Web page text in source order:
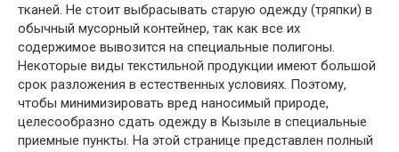
тканей. Не стоит выбрасывать старую одежду (тряпки) в
обычный мусорный контейнер, так как все их
содержимое вывозится на специальные полигоны.
Некоторые виды текстильной продукции имеют большой
срок разложения в естественных условиях. Поэтому,
чтобы минимизировать вред наносимый природе,
целесообразно сдать одежду в Кызыле в специальные
приемные пункты. На этой странице представлен полный